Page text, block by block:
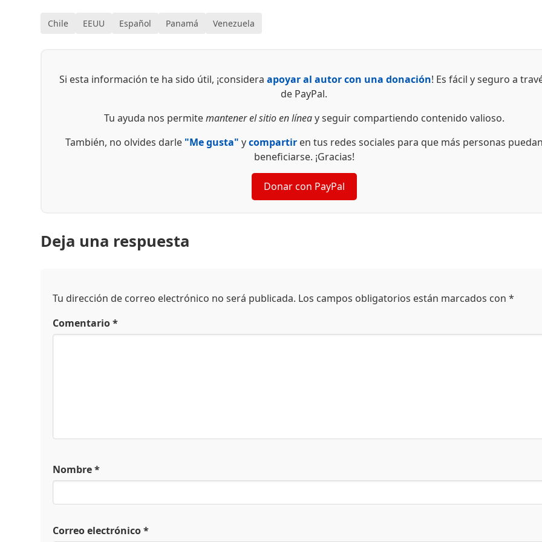
Chile
EEUU Español Panamá Venezuela
Si esta información te ha sido útil, ¡consideraapoyar al autor con una donación! Es fácil y seguro a
de PayPal.
Tu ayuda nos permitemantener el sitio en líneay seguir compartiendo contenido valioso.
También, no olvides darle "Me gusta" ycompartiren tus redes sociales para que más personas
beneficiarse. ¡Gracias!
Donar con PayPal
Deja una respuesta
Tu dirección de correo electrónico no será publicada. Los campos obligatorios están marcados con*
Comentario*
Nombre*
Correo electrónico*